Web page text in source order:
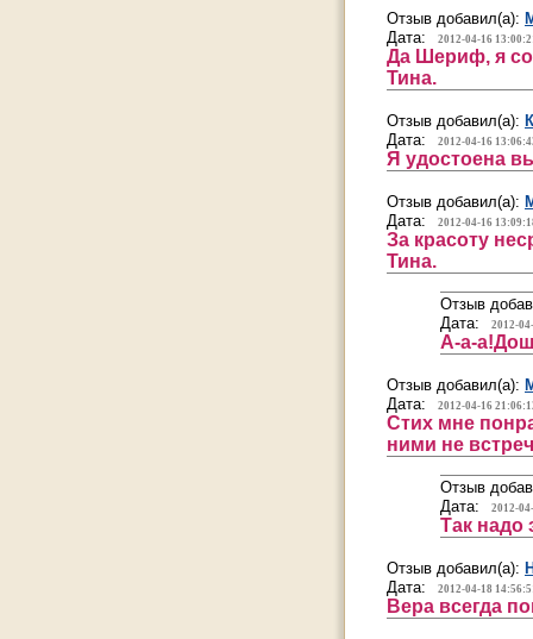
Отзыв добавил(а):
Дата:
2012-04-16
Да Шериф, я
Тина.
Отзыв добавил(а):
Дата:
2012-04-16
Я удостоена
Отзыв добавил(а):
Дата:
2012-04-16
За красоту
Тина.
Отзыв
Дата:
2012-
А-а-
Отзыв добавил(а):
Дата:
2012-04-16
Стих мне
ними не
Отзыв
Дата:
2012-
Так надо
Отзыв добавил(а):
Дата:
2012-04-18
Вера всегда